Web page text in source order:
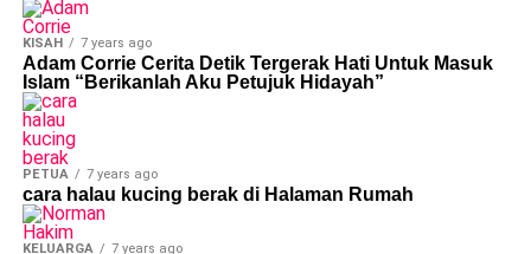
KISAH 7 years ago
Adam Corrie Cerita Detik Tergerak Hati Untuk Masuk
Islam “Berikanlah Aku Petujuk Hidayah”
PETUA 7 years ago
cara halau kucing berak di Halaman Rumah
KELUARGA 7 years ago